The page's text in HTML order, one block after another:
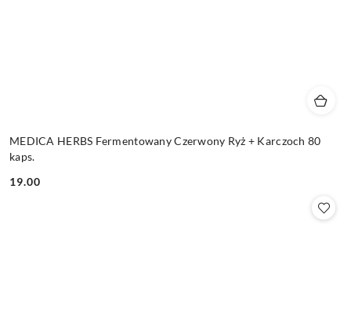
MEDICA HERBS Fermentowany Czerwony Ryż + Karczoch 80
kaps.
Cena:
19.00